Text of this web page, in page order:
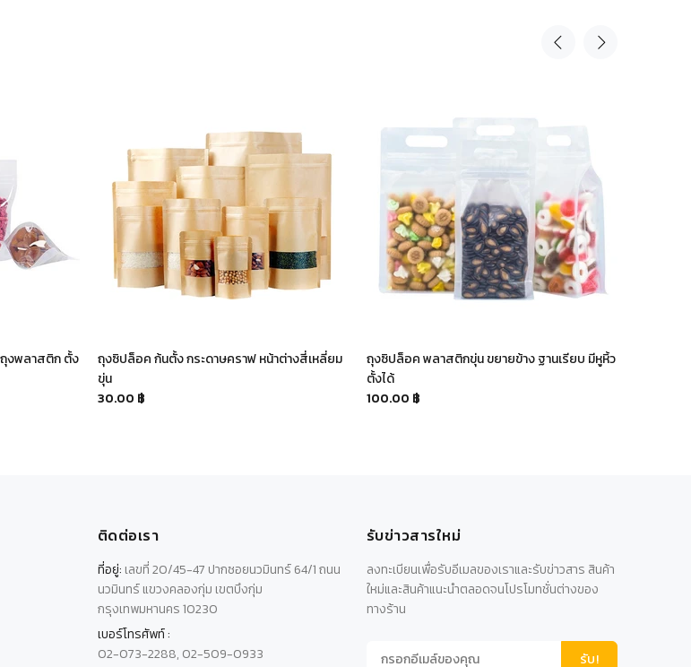
งพลาสติก ตั้ง
ถุงซิปล็อค ก้นตั้ง กระดาษคราฟ หน้าต่างสี่เหลี่ยม
ขุ่น
30.00 ฿
ถุงซิปล็อค พลาสติกขุ่น ขยายข้าง ฐานเรียบ มีหูหิ้ว
ตั้งได้
100.00 ฿
ติดต่อเรา
ที่อยู่: เลขที่ 20/45-47 ปากซอยนวมินทร์ 64/1 ถนน
นวมินทร์ แขวงคลองกุ่ม เขตบึงกุ่ม
กรุงเทพมหานคร 10230
เบอร์โทรศัพท์ :
02-073-2288, 02-509-0933
รับข่าวสารใหม่
ลงทะเบียนเพื่อรับอีเมลของเราและรับข่าวสาร สินค้า
ใหม่และสินค้าแนะนำตลอดจนโปรโมทชั่นต่างของ
ทางร้าน
รับ!